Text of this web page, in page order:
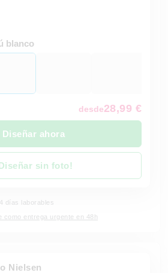
blanco
desde28,99 €
Diseñar ahora
sin foto!
días laborables
como entrega urgente en 48h
Nielsen